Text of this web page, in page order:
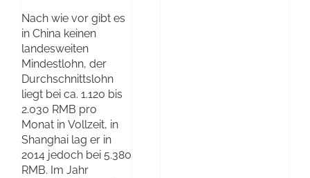
Nach wie vor gibt es
in China keinen
landesweiten
Mindestlohn, der
Durchschnittslohn
liegt bei ca. 1.120 bis
2.030 RMB pro
Monat in Vollzeit, in
Shanghai lag er in
2014 jedoch bei 5.380
RMB. Im Jahr